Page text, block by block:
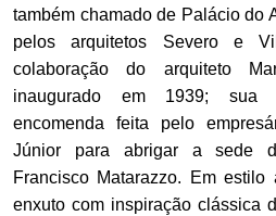
também chamado de Palácio do
pelos arquitetos Severo e
colaboração do arquiteto
inaugurado em 1939; sua
encomenda feita pelo
Júnior para abrigar a sede
Francisco Matarazzo. Em estilo
enxuto com inspiração clássica